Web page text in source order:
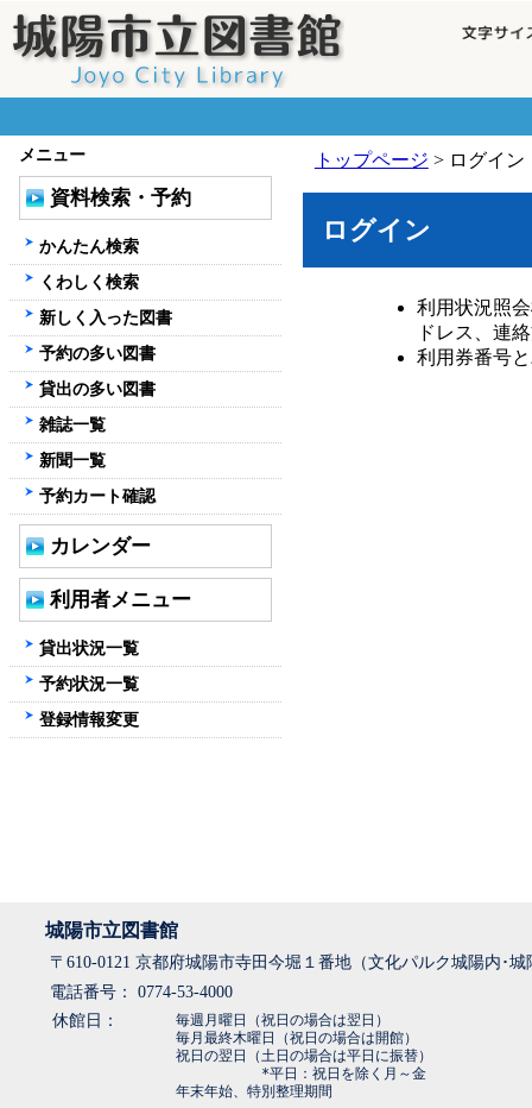
トップページ > ログイン
ログイン
利用状況照
ドレス、連
利用券番号
メニュー
資料検索・予約
かんたん検索
くわしく検索
新しく入った図書
予約の多い図書
貸出の多い図書
雑誌一覧
新聞一覧
予約カート確認
カレンダー
利用者メニュー
貸出状況一覧
予約状況一覧
登録情報変更
城陽市立図書館
〒610-0121 京都府城陽市寺田今堀１番地（文化パルク城陽内･
電話番号： 0774-53-4000
休館日：
毎週月曜日（祝日の場合は翌日）
毎月最終木曜日（祝日の場合は開館）
祝日の翌日（土日の場合は平日に振替）
*平日：祝日を除く月～金
年末年始、特別整理期間